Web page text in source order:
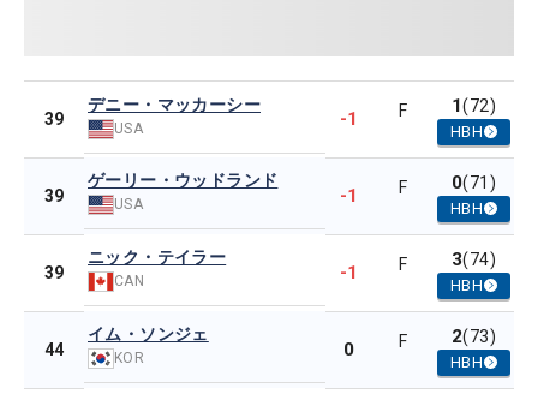
39
デニー・マッカーシー
USA -1 F 1(72)
HBH
39
ゲーリー・ウッドランド
USA -1 F 0(71)
HBH
39
ニック・テイラー
CAN -1 F 3(74)
HBH
44
イム・ソンジェ
KOR 0 F 2(73)
HBH